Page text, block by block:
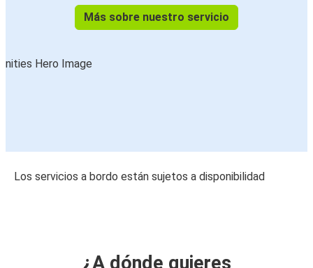
Más sobre nuestro servicio
Los servicios a bordo están sujetos a disponibilidad
¿A dónde quieres